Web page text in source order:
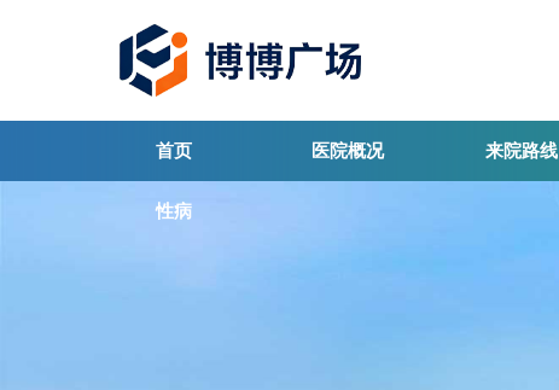
首页 医院概况 来院路线
性病